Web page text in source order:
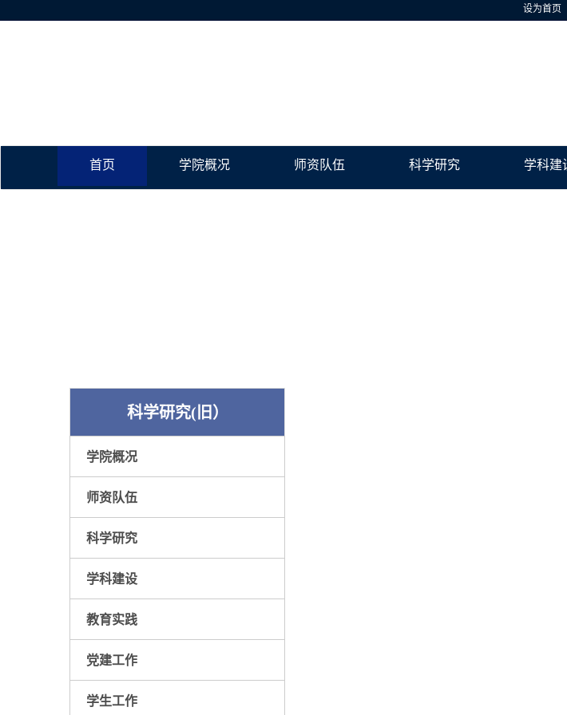
设为首页
首页 学院概况 师资队伍 科学研究 学科建
科学研究(旧）
学院概况
师资队伍
科学研究
学科建设
教育实践
党建工作
学生工作